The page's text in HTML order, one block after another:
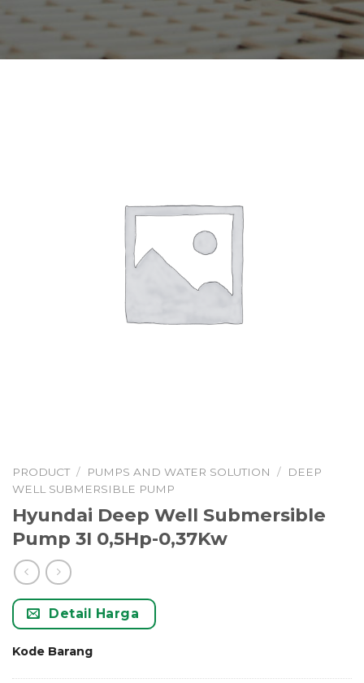
PRODUCT / PUMPS AND WATER SOLUTION /
DEEP
WELL SUBMERSIBLE PUMP
Hyundai Deep Well Submersible
Pump 3I 0,5Hp-0,37Kw
Detail Harga
Kode Barang